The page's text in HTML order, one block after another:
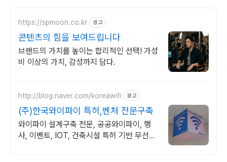
https://spmoon.co.kr 광고
콘텐츠의 힘을 보여드립니다
브랜드의 가치를 높이는 합리적인 선택! 가성
비 이상의 가치, 감성까지 담다.
http://blog.naver.com/koreawifi 광고
(주)한국와이파이 특허,벤처 전문구축
와이파이 설계구축 전문, 공공와이파이, 행
사, 이벤트, IOT, 건축시설 특허 기반 무선통